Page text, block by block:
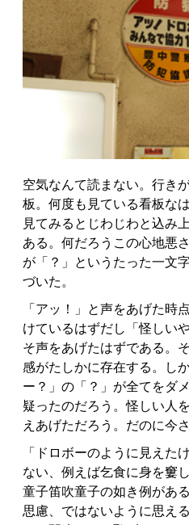
空気なんて読まない。行き
板。何度も見ている看板な
見てみるとじわじわと込み
ある。何だろうこの心地悪
が「？」というたった一文
づいた。
「アッ！」と声をあげた時
けているはずだし「怪しい
そ声をあげたはずである。
感がたしかに存在する。し
ー？」の「？」が全てをダ
疑ったのだろう。怪しい人
えあげただろう。だのに今
「ドロボーのように見えた
ない、例えば乞食に身を窶
童子笛吹童子の如き例があ
思慮、ではないように思え